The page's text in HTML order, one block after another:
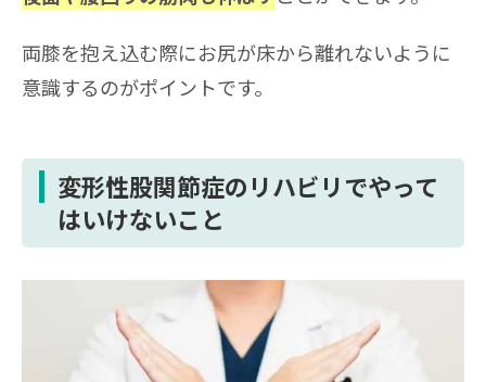
両膝を抱え込む際にお尻が床から離れないように
意識するのがポイントです。
変形性股関節症のリハビリでやって
はいけないこと